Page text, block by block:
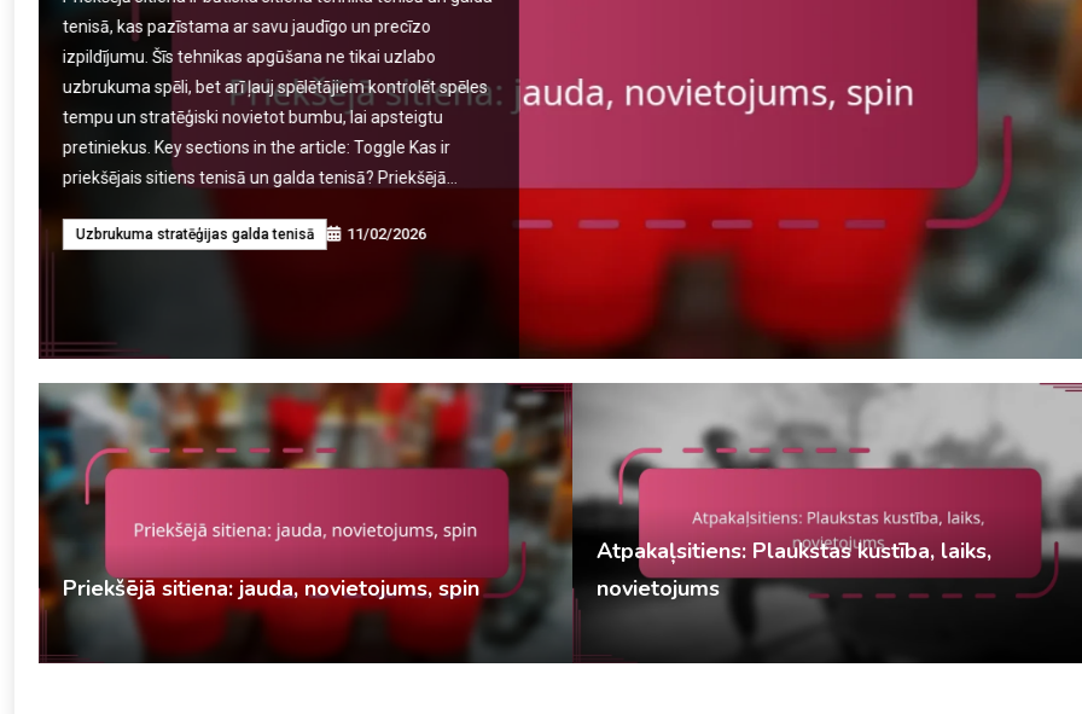
badmintona, ko raksturo ātra, plaukstas vadīta kustība,
kas ļauj spēlētājiem efektīvi reaģēt uz ātrām, zemu
lidojošām bumbām. Šīs sitiena plaukstas darbības un
laika apgūšana ir vitāli svarīga, lai sasniegtu gan
precizitāti, gan jaudu, ļaujot spēlētājiem saglabāt
uzbrukuma spiedienu un pārsteigt pretiniekus.
Pilnveidojot šīs prasmes, sportisti var…
Uzbrukuma stratēģijas galda tenisā
Priekšējā sitiena: jauda, novietojums, spin
11/02/2026
Atpakaļsitiens: Plaukstas kustība, laiks,
novietojums
11/02/2026